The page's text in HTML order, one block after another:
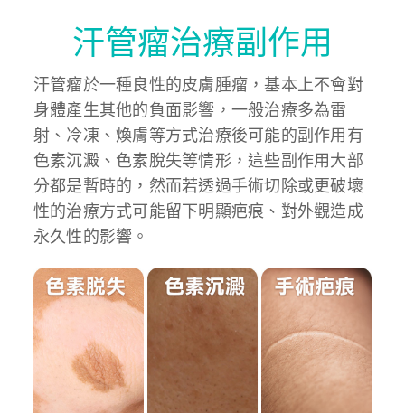
汗管瘤治療副作用
汗管瘤於一種良性的皮膚腫瘤，基本上不會對
身體產生其他的負面影響，一般治療多為雷
射、冷凍、煥膚等方式治療後可能的副作用有
色素沉澱、色素脫失等情形，這些副作用大部
分都是暫時的，然而若透過手術切除或更破壞
性的治療方式可能留下明顯疤痕、對外觀造成
永久性的影響。